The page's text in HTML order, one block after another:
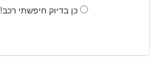
כן בדיוק חיפשתי רכב!